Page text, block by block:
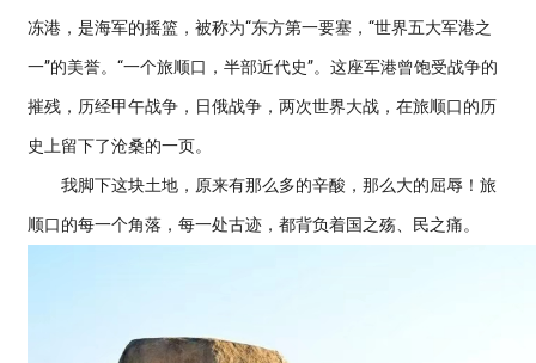
冻港，是海军的摇篮，被称为“东方第一要塞，“世界五大军港之
一”的美誉。“一个旅顺口，半部近代史”。这座军港曾饱受战争的
摧残，历经甲午战争，日俄战争，两次世界大战，在旅顺口的历
史上留下了沧桑的一页。
我脚下这块土地，原来有那么多的辛酸，那么大的屈辱！旅
顺口的每一个角落，每一处古迹，都背负着国之殇、民之痛。